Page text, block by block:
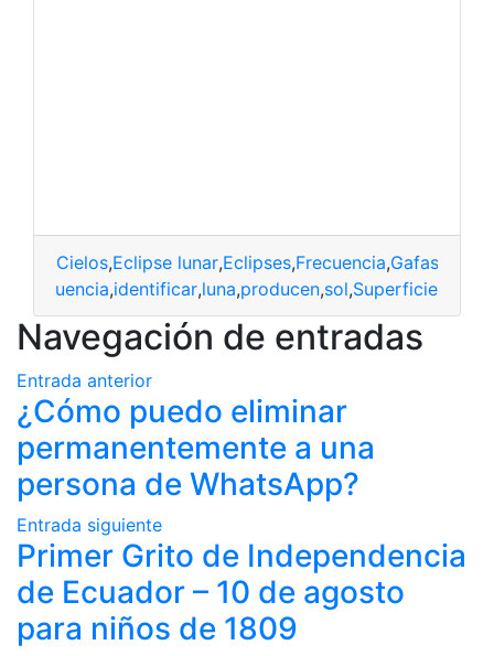
Cielos,Eclipse lunar,Eclipses,Frecuencia,Gafas
frecuencia,identificar,luna,producen,sol,Superficie
Navegación de entradas
Entrada anterior
¿Cómo puedo eliminar
permanentemente a una
persona de WhatsApp?
Entrada siguiente
Primer Grito de Independencia
de Ecuador – 10 de agosto
para niños de 1809